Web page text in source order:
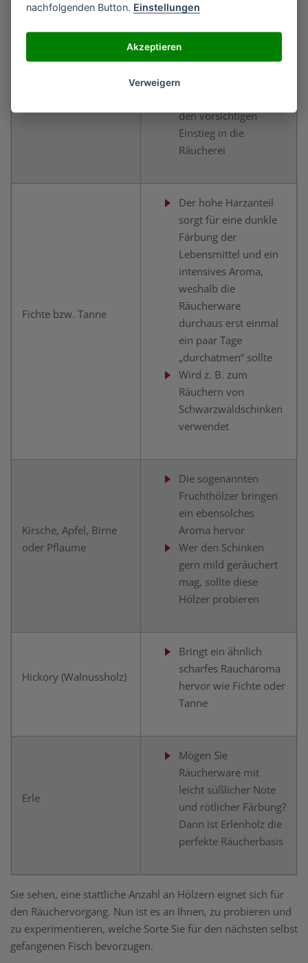
Ist günstig im Preis
Gibt den
Lebensmitteln eine
rötliche Farbe und ein
zartes Raucharoma
den vorsichtigen
Einstieg in die
Räucherei
Fichte bzw. Tanne
Der hohe Harzanteil
sorgt für eine dunkle
Färbung der
Lebensmittel und ein
intensives Aroma,
weshalb die
Räucherware
durchaus erst einmal
ein paar Tage
„durchatmen“ sollte
Wird z. B. zum
Räuchern von
Schwarzwaldschinken
verwendet
Kirsche, Apfel, Birne
oder Pflaume
Die sogenannten
Fruchthölzer bringen
ein ebensolches
Aroma hervor
Wer den Schinken
gern mild geräuchert
mag, sollte diese
Hölzer probieren
Hickory (Walnussholz)
Bringt ein ähnlich
scharfes Raucharoma
hervor wie Fichte oder
Tanne
Erle
Mögen Sie
Räucherware mit
leicht süßlicher Note
und rötlicher Färbung?
Dann ist Erlenholz die
perfekte Räucherbasis
Sie sehen, eine stattliche Anzahl an Hölzern eignet sich für
den Räuchervorgang. Nun ist es an Ihnen, zu probieren und
zu experimentieren, welche Sorte Sie für den nächsten selbst
gefangenen Fisch bevorzugen.
nachfolgenden Button. Einstellungen
Akzeptieren
Verweigern